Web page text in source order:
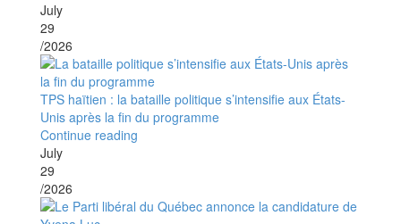
July
29
/2026
TPS haïtien : la bataille politique s’intensifie aux États-
Unis après la fin du programme
Continue reading
July
29
/2026